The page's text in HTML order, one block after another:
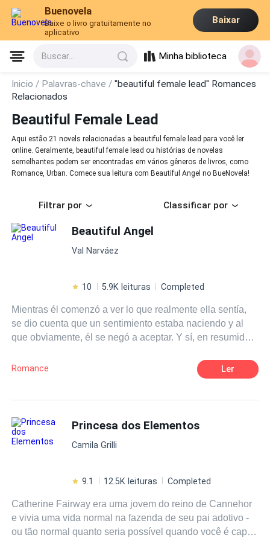
Buenovela
Baixe o livro gratuitamente no
aplicativo
Baixar
Buscar... Minha biblioteca
Inicio / Palavras-chave /"beautiful female lead" Romances
Relacionados
Beautiful Female Lead
Aqui estão 21 novels relacionadas a beautiful female lead para você ler
online. Geralmente, beautiful female lead ou histórias de novelas
semelhantes podem ser encontradas em vários gêneros de livros, como
Romance, Urban. Comece sua leitura com Beautiful Angel no BueNovela!
Filtrar por Classificar por
Beautiful Angel
Val Narváez
10 5.9K leituras Completed
Mientras él comenzó a ver lo que realmente ella sentía,
se dio cuenta que un sentimiento estaba naciendo y al
que obviamente, él se negó a aceptar. Y sí, en resumidas
insuficiente, decide que sus esfuerzos no le llevarán a
ningún lugar y es cuando el amor y el desamor juegan un
Romance Ler
Princesa dos Elementos
Camila Grilli
9.1 12.5K leituras Completed
Catherine Fairway era uma jovem do reino de Cannehor
e vivia uma vida normal na fazenda de seu pai adotivo -
ou tão normal quanto seria possível quando você é capaz